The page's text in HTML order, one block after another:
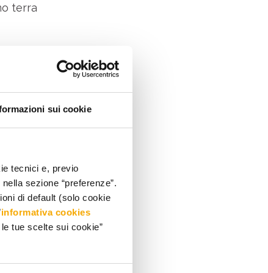
sui cookie
tecnici e, previo
sezione “preferenze”.
di default (solo cookie
informativa cookies
tue scelte sui cookie”
terra